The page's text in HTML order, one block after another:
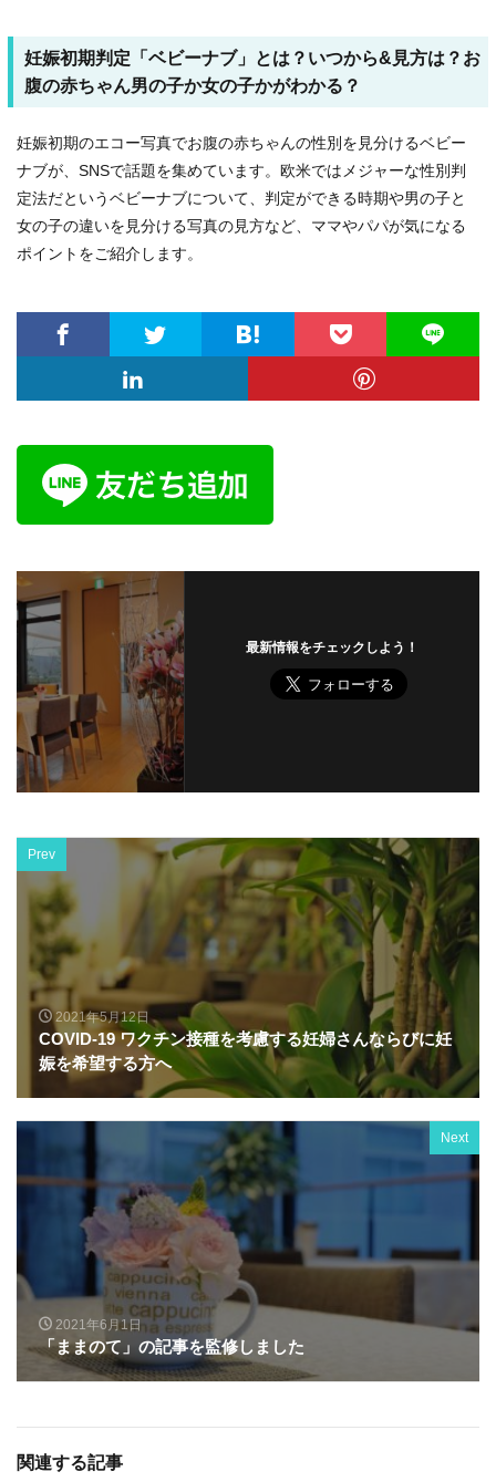
妊娠初期判定「ベビーナブ」とは？いつから&見方は？お
腹の赤ちゃん男の子か女の子かがわかる？
妊娠初期のエコー写真でお腹の赤ちゃんの性別を見分けるベビー
ナブが、SNSで話題を集めています。欧米ではメジャーな性別判
定法だというベビーナブについて、判定ができる時期や男の子と
女の子の違いを見分ける写真の見方など、ママやパパが気になる
ポイントをご紹介します。
最新情報をチェックしよう！
Prev
2021年5月12日
COVID-19 ワクチン接種を考慮する妊婦さんならびに妊
娠を希望する⽅へ
Next
2021年6月1日
「ままのて」の記事を監修しました
関連する記事